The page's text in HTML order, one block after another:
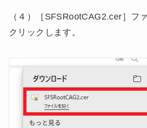
（４）［SFSRootCAG2.cer］フ
クリックします。